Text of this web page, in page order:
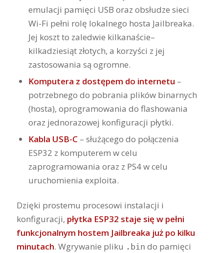
emulacji pamięci USB oraz obsłudze sieci
Wi-Fi pełni rolę lokalnego hosta Jailbreaka.
Jej koszt to zaledwie kilkanaście–
kilkadziesiąt złotych, a korzyści z jej
zastosowania są ogromne.
Komputera z dostępem do internetu –
potrzebnego do pobrania plików binarnych
(hosta), oprogramowania do flashowania
oraz jednorazowej konfiguracji płytki.
Kabla USB-C– służącego do połączenia
ESP32 z komputerem w celu
zaprogramowania oraz z PS4 w celu
uruchomienia exploita.
Dzięki prostemu procesowi instalacji i
konfiguracji, płytka ESP32 staje się w pełni
funkcjonalnym hostem Jailbreaka już po kilku
minutach. Wgrywanie pliku .bin do pamięci